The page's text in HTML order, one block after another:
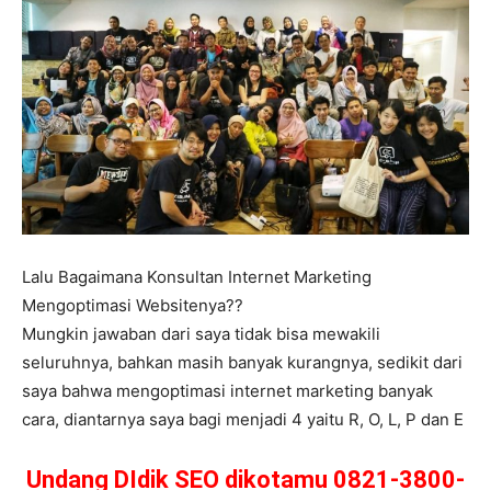
Lalu Bagaimana Konsultan Internet Marketing
Mengoptimasi Websitenya??
Mungkin jawaban dari saya tidak bisa mewakili
seluruhnya, bahkan masih banyak kurangnya, sedikit dari
saya bahwa mengoptimasi internet marketing banyak
cara, diantarnya saya bagi menjadi 4 yaitu R, O, L, P dan E
Undang DIdik SEO dikotamu 0821-3800-